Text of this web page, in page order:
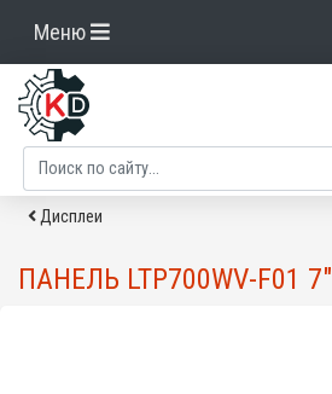
Меню
Дисплеи
ПАНЕЛЬ LTP700WV-F01 7"